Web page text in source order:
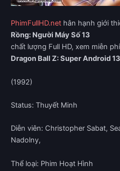
PhimFullHD.net hân hạnh giới
Rồng: Người Máy Số 13
chất lượng Full HD, xem miễn
Dragon Ball Z: Super Android 13
(1992)
Status: Thuyết Minh
Diễn viên: Christopher Sabat,
Nadolny,
Thể loại: Phim Hoạt Hình